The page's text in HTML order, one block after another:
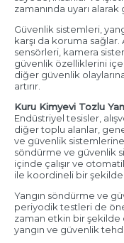
zamanında uyarı
Güvenlik sistemleri,
karşı da koruma
sensörleri, kamera
güvenlik özelliklerini
diğer güvenlik
artırır.
Kuru Kimyevi Tozlu
Endüstriyel tesisler,
diğer toplu alanlar,
ve güvenlik
söndürme ve güvenlik
içinde çalışır ve
ile koordineli bir şekilde
Yangın söndürme ve
periyodik testleri de
zaman etkin bir şekilde
yangın ve güvenlik